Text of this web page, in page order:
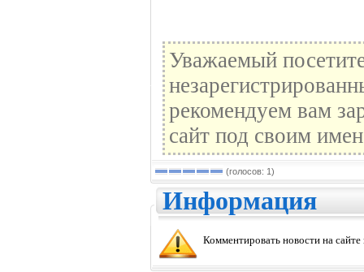
Уважаемый
рекомендуем вам
сайт под своим
(голосов: 1)
Информация
Комментировать новости на